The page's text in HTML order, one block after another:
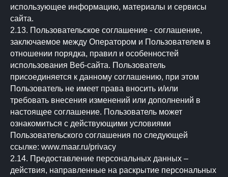
использующее информацию, материалы и сервисы
сайта.
2.13. Пользовательское соглашение - соглашение,
заключаемое между Оператором и Пользователем в
отношении порядка, правил и особенностей
использования Веб-сайта. Пользователь
присоединяется к данному соглашению, при этом
Пользователь не имеет права вносить и/или
требовать внесения изменений или дополнений в
настоящее соглашение. Пользователь может
ознакомиться с действующими условиями
Пользовательского соглашения по следующей
ссылке: www.maar.ru/privacy
2.14. Предоставление персональных данных –
действия, направленные на раскрытие персональных